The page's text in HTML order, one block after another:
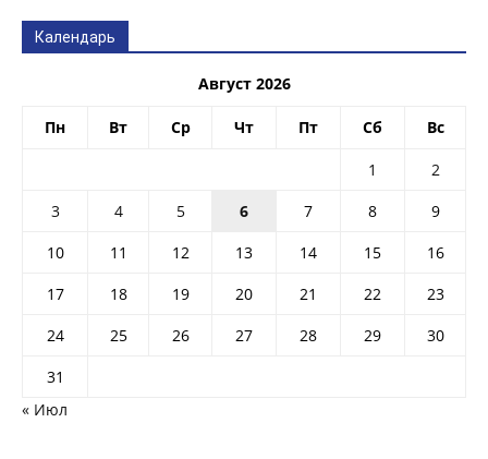
Календарь
Август 2026
Пн Вт Ср Чт Пт Сб Вс
1
2
3
4 5 6 7 8
9
10
11 12 13 14 15
16
17
18 19 20 21 22
23
24
25 26 27 28 29
30
31
« Июл